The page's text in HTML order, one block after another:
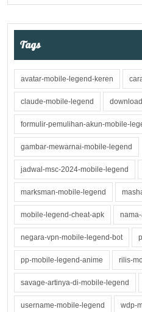
Tags
avatar-mobile-legend-keren
claude-mobile-legend
formulir-pemulihan-akun-mobile-
gambar-mewarnai-mobile-legend
jadwal-msc-2024-mobile-legend
marksman-mobile-legend
mobile-legend-cheat-apk
negara-vpn-mobile-legend-bot
pp-mobile-legend-anime rilis-
savage-artinya-di-mobile-legend
username-mobile-legend wdp-